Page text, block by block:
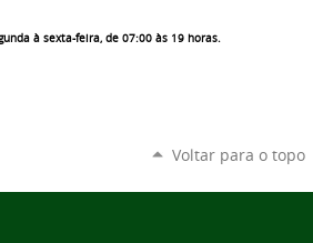
à sexta-feira, de 07:00 às 19 horas.
Voltar para o topo